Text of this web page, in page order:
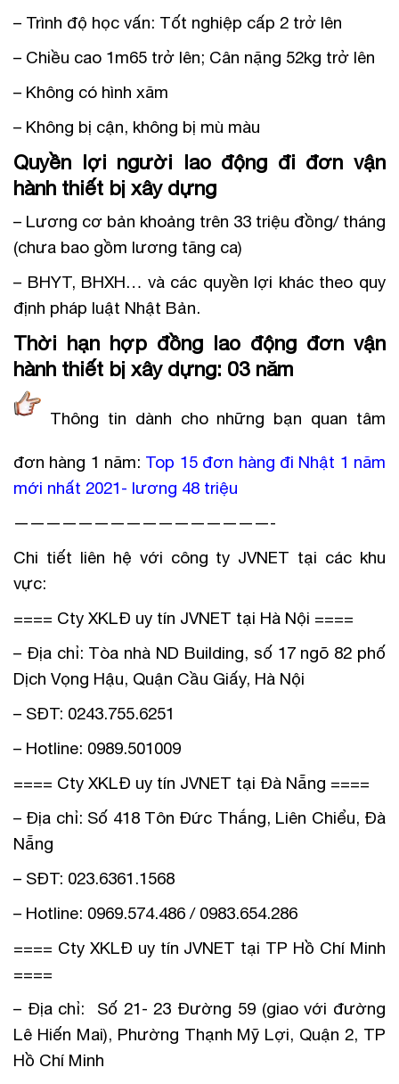
– Trình độ học vấn: Tốt nghiệp cấp 2 trở lên
– Chiều cao 1m65 trở lên; Cân nặng 52kg trở lên
– Không có hình xăm
– Không bị cận, không bị mù màu
Quyền lợi người lao động đi đơn vận
hành thiết bị xây dựng
– Lương cơ bản khoảng trên 33 triệu đồng/ tháng
(chưa bao gồm lương tăng ca)
– BHYT, BHXH… và các quyền lợi khác theo quy
định pháp luật Nhật Bản.
Thời hạn hợp đồng lao động đơn vận
hành thiết bị xây dựng: 03 năm
Thông tin dành cho những bạn quan tâm
đơn hàng 1 năm: Top 15 đơn hàng đi Nhật 1 năm
mới nhất 2021- lương 48 triệu
————————————————-
Chi tiết liên hệ với công ty JVNET tại các khu
vực:
==== Cty XKLĐ uy tín JVNET tại Hà Nội ====
– Địa chỉ: Tòa nhà ND Building, số 17 ngõ 82 phố
Dịch Vọng Hậu, Quận Cầu Giấy, Hà Nội
– SĐT: 0243.755.6251
– Hotline: 0989.501009
==== Cty XKLĐ uy tín JVNET tại Đà Nẵng ====
– Địa chỉ: Số 418 Tôn Đức Thắng, Liên Chiểu, Đà
Nẵng
– SĐT: 023.6361.1568
– Hotline: 0969.574.486 / 0983.654.286
==== Cty XKLĐ uy tín JVNET tại TP Hồ Chí Minh
====
– Địa chỉ: Số 21- 23 Đường 59 (giao với đường
Lê Hiến Mai), Phường Thạnh Mỹ Lợi, Quận 2, TP
Hồ Chí Minh